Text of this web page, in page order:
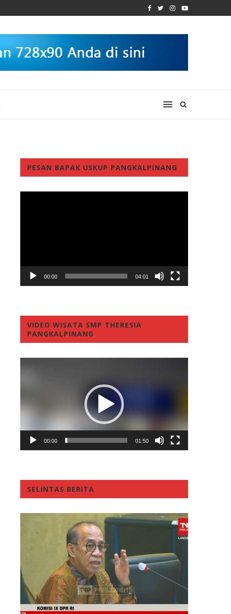
PESAN BAPAK USKUP PANGKALPINANG
00:00 04:01
VIDEO WISATA SMP THERESIA
PANGKALPINANG
00:00 01:50
SELINTAS BERITA